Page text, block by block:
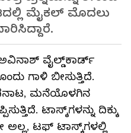
ಮೈಕಲ್ ಮೊದಲು
ವೈಲ್ಡ್‌ಕಾರ್ಡ್
ಗಾಳಿ ಬೀಸುತ್ತಿದೆ.
ಮನೆಯೊಳಗಿನ
ಟಾಸ್ಕ್‌ಗಳನ್ನು ದಿಕ್ಕು
ಅಲ್ಲ, ಟಫ್‌ ಟಾಸ್ಕ್‌ಗಳಲ್ಲಿ